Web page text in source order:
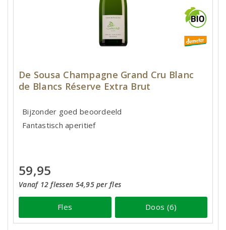
De Sousa Champagne Grand Cru Blanc
de Blancs Réserve Extra Brut
Bijzonder goed beoordeeld
Fantastisch aperitief
59,95
Vanaf 12 flessen 54,95 per fles
Fles Doos (6)